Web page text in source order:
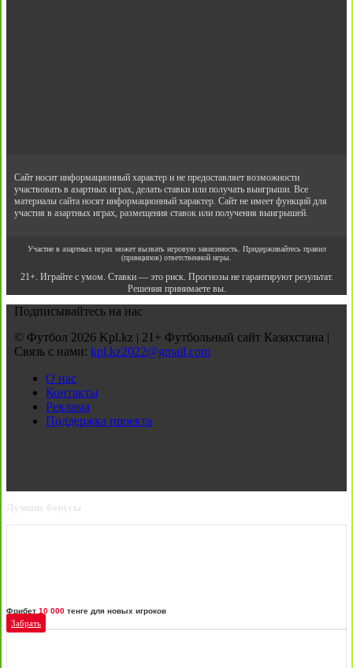
Сайт носит информационный характер и не предоставляет возможности
участвовать в азартных играх, делать ставки или получать выигрыши. Все
материалы сайта носят информационный характер. Сайт не имеет функций для
участия в азартных играх, размещения ставок или получения выигрышей.
Участие в азартных играх может вызвать игровую зависимость. Придерживайтесь правил
(принципов) ответственной игры.
21+. Играйте с умом. Ставки — это риск. Прогнозы не гарантируют результат.
Решения принимаете вы.
Подписывайтесь на нас
© Футбол 2026 Kpl.kz | 21+ Футбольный сайт Казахстана |
Связь с нами: kpl.kz2022@gmail.com
О нас
Контакты
Реклама
Поддержка проекта
Лучшие бонусы
Фрибет 10 000 тенге для новых игроков
Забрать